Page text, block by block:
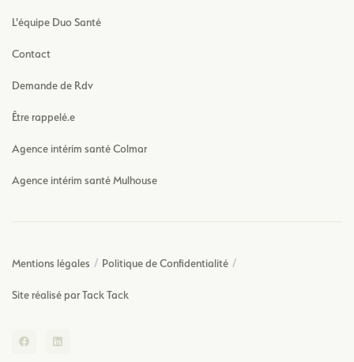
L'équipe Duo Santé
Contact
Demande de Rdv
Être rappelé.e
Agence intérim santé Colmar
Agence intérim santé Mulhouse
Mentions légales Politique de Confidentialité
Site réalisé par Tack Tack